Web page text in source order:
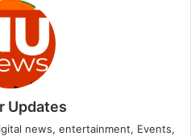
Updates
news, entertainment, Events,